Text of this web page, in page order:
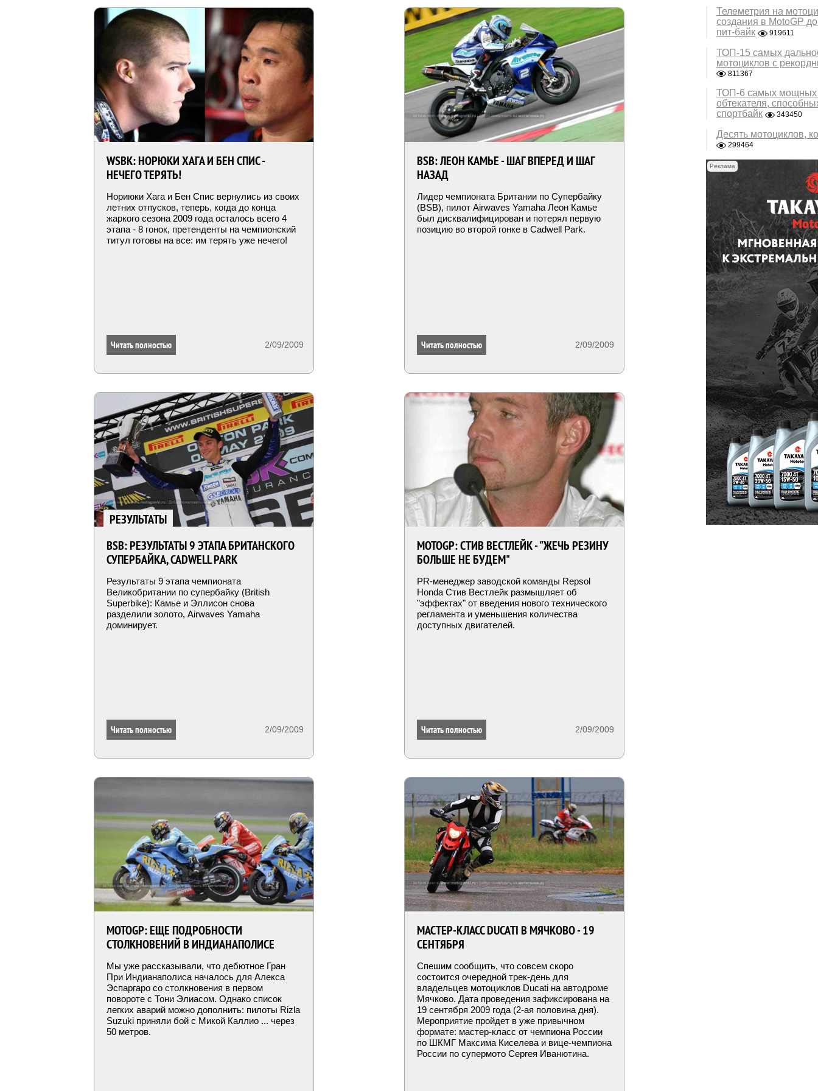
Телеметрия на
создания в MotoGP
пит-байк
919611
ТОП-15 самых
мотоциклов с
811367
ТОП-6 самых мощных
обтекателя,
спортбайк
343450
Десять мотоциклов,
299464
Реклама
WSBK: НОРЮКИ ХАГА И БЕН СПИС -
НЕЧЕГО ТЕРЯТЬ!
Нориюки Хага и Бен Спис вернулись из своих
летних отпусков, теперь, когда до конца
жаркого сезона 2009 года осталось всего 4
этапа - 8 гонок, претенденты на чемпионский
титул готовы на все: им терять уже нечего!
2/09/2009
Читать полностью
BSB: ЛЕОН КАМЬЕ - ШАГ ВПЕРЕД И ШАГ
НАЗАД
Лидер чемпионата Британии по Супербайку
(BSB), пилот Airwaves Yamaha Леон Камье
был дисквалифицирован и потерял первую
позицию во второй гонке в Cadwell Park.
2/09/2009
Читать полностью
РЕЗУЛЬТАТЫ
BSB: РЕЗУЛЬТАТЫ 9 ЭТАПА БРИТАНСКОГО
СУПЕРБАЙКА, CADWELL PARK
Результаты 9 этапа чемпионата
Великобритании по супербайку (British
Superbike): Камье и Эллисон снова
разделили золото, Airwaves Yamaha
доминирует.
2/09/2009
Читать полностью
MOTOGP: СТИВ ВЕСТЛЕЙК - "ЖЕЧЬ РЕЗИНУ
БОЛЬШЕ НЕ БУДЕМ"
PR-менеджер заводской команды Repsol
Honda Стив Вестлейк размышляет об
"эффектах" от введения нового технического
регламента и уменьшения количества
доступных двигателей.
2/09/2009
Читать полностью
MOTOGP: ЕЩЕ ПОДРОБНОСТИ
СТОЛКНОВЕНИЙ В ИНДИАНАПОЛИСЕ
Мы уже рассказывали, что дебютное Гран
При Индианаполиса началось для Алекса
Эспаргаро со столкновения в первом
повороте с Тони Элиасом. Однако список
легких аварий можно дополнить: пилоты Rizla
Suzuki приняли бой с Микой Каллио ... через
50 метров.
МАСТЕР-КЛАСС DUCATI В МЯЧКОВО - 19
СЕНТЯБРЯ
Спешим сообщить, что совсем скоро
состоится очередной трек-день для
владельцев мотоциклов Ducati на автодроме
Мячково. Дата проведения зафиксирована на
19 сентября 2009 года (2-ая половина дня).
Мероприятие пройдет в уже привычном
формате: мастер-класс от чемпиона России
по ШКМГ Максима Киселева и вице-чемпиона
России по супермото Сергея Иванютина.